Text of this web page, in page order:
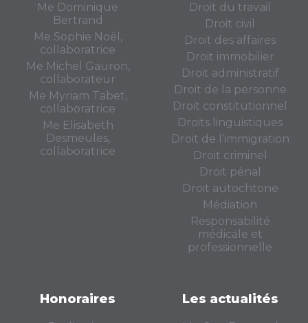
Me Dominique
Bertrand
Me Sophie Noël,
collaboratrice
Me Michel Gauron,
collaborateur
Me Myriam Tabet,
collaboratrice
Me Elisabeth
Desmeules,
collaboratrice
Droit du travail
Droit civil
Droit des affaires
Droit immobilier
Droit administratif
Droit de la personne
Droit constitutionnel
Droits linguistiques
Droit de l’immigration
Droit criminel
Droit pénal
Droit autochtone
Médiation
Responsabilité
médicale et
professionnelle
Honoraires Les actualités